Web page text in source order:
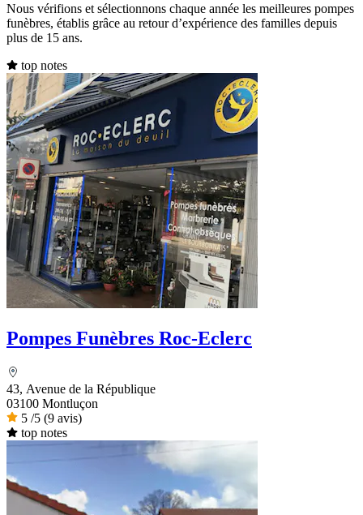
Nous vérifions et sélectionnons chaque année les meilleures pompes
funèbres, établis grâce au retour d’expérience des familles depuis
plus de 15 ans.
top notes
Pompes Funèbres Roc-Eclerc
43, Avenue de la République
03100 Montluçon
5 /5 (9 avis)
top notes